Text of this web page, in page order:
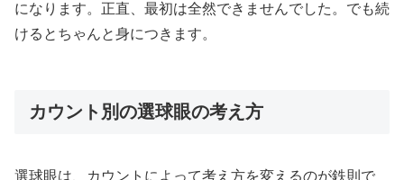
になります。正直、最初は全然できませんでした。でも続
けるとちゃんと身につきます。
カウント別の選球眼の考え方
選球眼は、カウントによって考え方を変えるのが鉄則で